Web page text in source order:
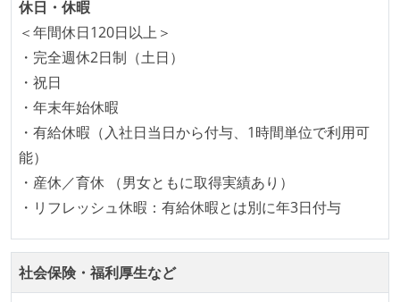
認できるようにしている
テストの実施度
ほとんどのプロダクトコードに単体テストを記述、実
施している
ほとんどの機能に受け入れテストを記述、実施してい
機能の実装と同時にテストコードを記述している
想定される複数環境での品質チェックを義務づけてい
る
アジャイル実践状況
休日・休暇
＜年間休日120日以上＞
・完全週休2日制（土日）
・祝日
・年末年始休暇
・有給休暇（入社日当日から付与、1時間単位で利用可
能）
・産休／育休 （男女ともに取得実績あり）
・リフレッシュ休暇：有給休暇とは別に年3日付与
社会保険・福利厚生など